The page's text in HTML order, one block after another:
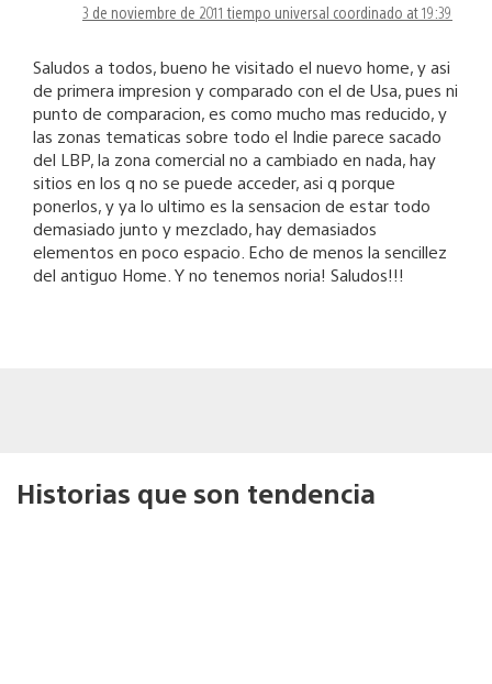
3 de noviembre de 2011 tiempo universal coordinado at 19:39
Saludos a todos, bueno he visitado el nuevo home, y asi
de primera impresion y comparado con el de Usa, pues ni
punto de comparacion, es como mucho mas reducido, y
las zonas tematicas sobre todo el Indie parece sacado
del LBP, la zona comercial no a cambiado en nada, hay
sitios en los q no se puede acceder, asi q porque
ponerlos, y ya lo ultimo es la sensacion de estar todo
demasiado junto y mezclado, hay demasiados
elementos en poco espacio. Echo de menos la sencillez
del antiguo Home. Y no tenemos noria! Saludos!!!
Historias que son tendencia